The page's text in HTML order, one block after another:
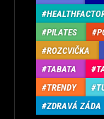
PILATES
ROZCVIČKA
TABATA
TRENDY
ZDRAVÁ ZÁDA